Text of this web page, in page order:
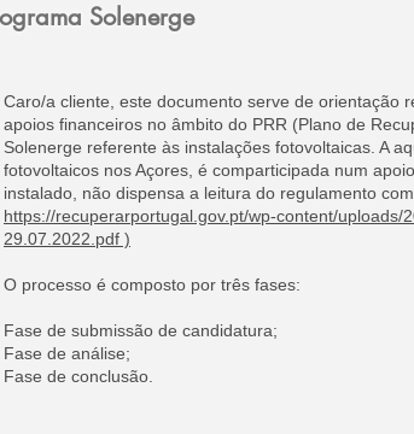
Solenerge
Caro/a cliente, este documento serve de orientação
apoios financeiros no âmbito do PRR (Plano de
Solenerge referente às instalações fotovoltaicas. A
fotovoltaicos nos Açores, é comparticipada num
instalado, não dispensa a leitura do regulamento
https://recuperarportugal.gov.pt/wp-content/uploads/
29.07.2022.pdf )
O processo é composto por três fases:
Fase de submissão de candidatura;
Fase de análise;
Fase de conclusão.